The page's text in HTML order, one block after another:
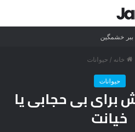
ببر خشمگین
خانه / حیوانات
حیوانات
برای بی حجابی یا
خیانت